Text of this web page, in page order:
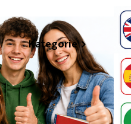
Kategorie
Z życia miasta
Sport